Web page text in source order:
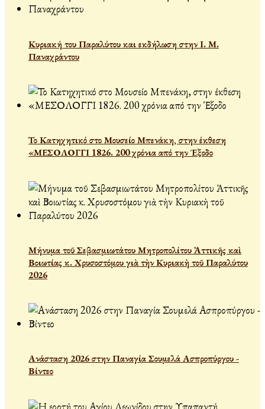
Κυριακή του Παραλύτου και εκδήλωση στην Ι. Μ.
Παναχράντου
Το Κατηχητικό στο Μουσείο Μπενάκη, στην έκθεση
«ΜΕΣΟΛΟΓΓΙ 1826. 200 χρόνια από την Έξοδο
Μήνυμα τοῦ Σεβασμιωτάτου Μητροπολίτου Ἀττικῆς καὶ
Βοιωτίας κ. Χρυσοστόμου γιὰ τὴν Κυριακὴ τοῦ Παραλύτου
2026
Ανάσταση 2026 στην Παναγία Σουμελά Ασπροπύργου -
Βίντεο